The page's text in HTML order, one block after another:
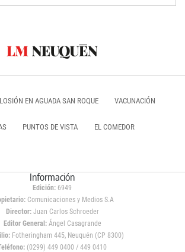
EN AGUADA SAN ROQUE VACUNACIÓN
PUNTOS DE VISTA EL COMEDOR
Información
Edición: 6949
Comunicaciones y Medios S.A
Director: Juan Carlos Schroeder
Editor General:Ángel Casagrande
Fotheringham 445, Neuquén (CP 8300)
(0299) 449 0400 / 449 0410